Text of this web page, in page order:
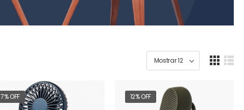
7% OFF 12% OFF